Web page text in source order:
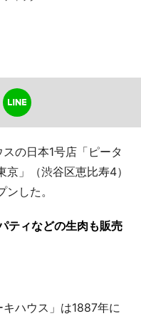
の日本1号店「ピータ
」（渋谷区恵比寿4）
した。
ティなどの生肉も販売
ハウス」は1887年に